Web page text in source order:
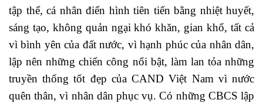
tập thể, cá nhân điển hình tiên tiến bằng nhiệt huyết,
sáng tạo, không quản ngại khó khăn, gian khổ, tất cả
vì bình yên của đất nước, vì hạnh phúc của nhân dân,
lập nên những chiến công nổi bật, làm lan tỏa những
truyền thống tốt đẹp của CAND Việt Nam vì nước
quên thân, vì nhân dân phục vụ. Có những CBCS lập